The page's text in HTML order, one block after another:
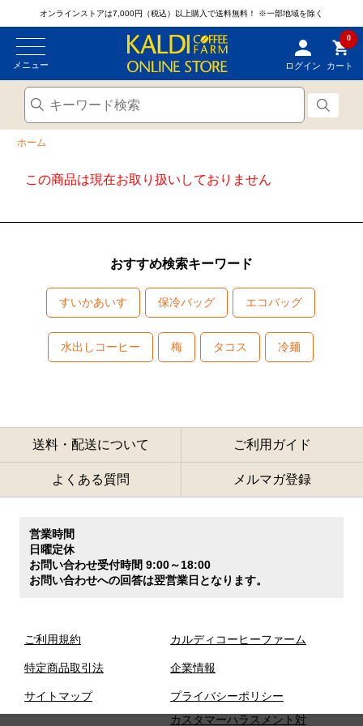
オンラインストアは7,000円（税込）以上購入で送料無料！ ※一部地域を除く
メニュー ログイン
0
カート
ホーム
この商品は現在お取り扱いしておりません
おすすめ検索キーワード
すいかあいす 保冷バッグ エコバッグ
水出しコーヒー 梅 タコス 冷麺
送料・配送について ご利用ガイド
よくある質問 メルマガ登録
営業時間
日曜定休
お問い合わせ受付時間 9:00～18:00
お問い合わせへの回答は翌営業日となります。
ご利用規約
特定商品取引法
サイトマップ
カルディコーヒーファーム
企業情報
プライバシーポリシー
カスタマーハラスメント対